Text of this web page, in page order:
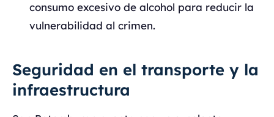
consumo excesivo de alcohol para reducir la
vulnerabilidad al crimen.
Seguridad en el transporte y la
infraestructura